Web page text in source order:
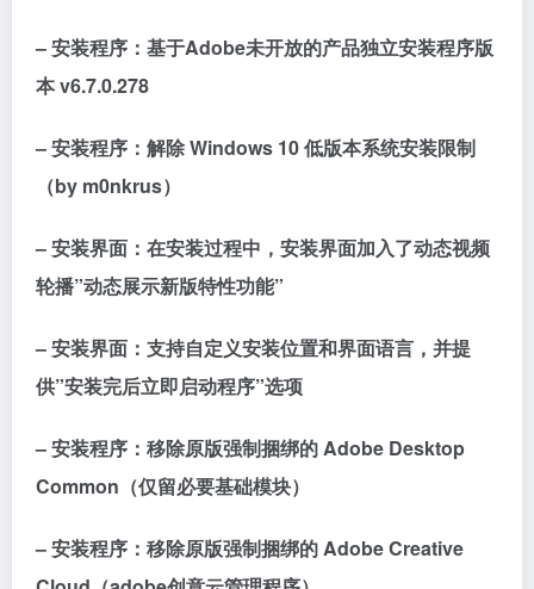
– 安装程序：基于Adobe未开放的产品独立安装程序版
本 v6.7.0.278
– 安装程序：解除 Windows 10 低版本系统安装限制
（by m0nkrus）
– 安装界面：在安装过程中，安装界面加入了动态视频
轮播”动态展示新版特性功能”
– 安装界面：支持自定义安装位置和界面语言，并提
供”安装完后立即启动程序”选项
– 安装程序：移除原版强制捆绑的 Adobe Desktop
Common（仅留必要基础模块）
– 安装程序：移除原版强制捆绑的 Adobe Creative